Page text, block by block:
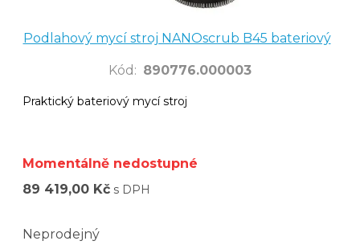
Podlahový mycí stroj NANOscrub B45 bateriový
Kód : 890776.000003
Praktický bateriový mycí stroj
Momentálně nedostupné
89 419,00 Kč s DPH
Neprodejný